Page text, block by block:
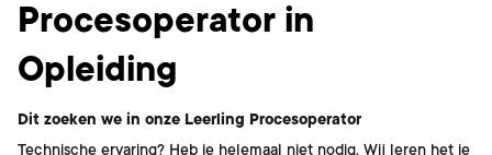
Procesoperator in
Opleiding
Dit zoeken we in onze Leerling Procesoperator
Technische ervaring? Heb je helemaal niet nodig. Wij leren het je